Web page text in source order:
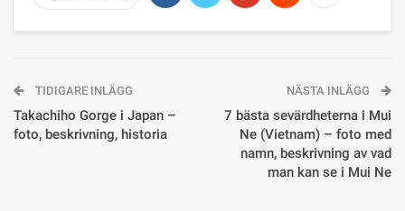
TIDIGARE INLÄGG
Takachiho Gorge i Japan –
foto, beskrivning, historia
NÄSTA INLÄGG
7 bästa sevärdheterna i Mui
Ne (Vietnam) – foto med
namn, beskrivning av vad
man kan se i Mui Ne